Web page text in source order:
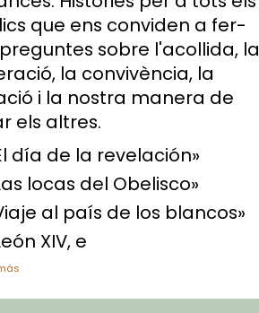
que ens conviden a fer-
sobre l'acollida, la
la convivència, la
i la nostra manera de
els altres.
día de la revelación»
locas del Obelisco»
al país de los blancos»
XIV, e